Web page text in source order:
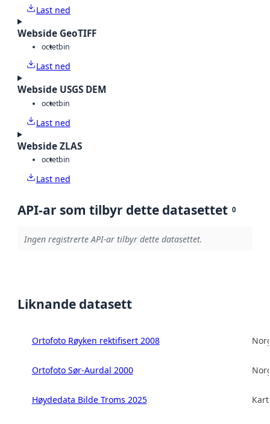
Last ned
Webside GeoTIFF
octetbin
Last ned
Webside USGS DEM
octetbin
Last ned
Webside ZLAS
octetbin
Last ned
API-ar som tilbyr dette datasettet 0
Ingen registrerte API-ar tilbyr dette datasettet.
Liknande datasett
Ortofoto Røyken rektifisert 2008
Ortofoto Sør-Aurdal 2000
Høydedata Bilde Troms 2025